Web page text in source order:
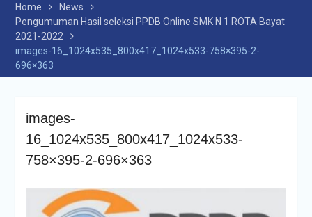
Home
News
Pengumuman Hasil seleksi PPDB Online SMK N 1 ROTA Bayat
2021-2022
images-16_1024x535_800x417_1024x533-758×395-2-
696×363
images-
16_1024x535_800x417_1024x533-
758×395-2-696×363